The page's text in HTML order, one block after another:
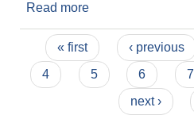
Read more
Pages
« first ‹ previous
4
5 6 7
next ›